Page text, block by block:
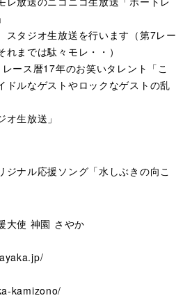
スタジオ生放送を行います（第7レー
までは駄々モレ・・）
ース暦17年のお笑いタレント「こ
ドルなゲストやロックなゲストの乱
オ生放送」
ジナル応援ソング「水しぶきの向こ
大使 神園 さやか
kamizono/